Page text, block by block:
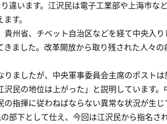
違います。江沢民は電子工業部や上海市な
す。
州省、チベット自治区などを経て中央入
ました。改革開放から取り残された人々
ましたが、中央軍事委員会主席のポストは
民の地位は上がった」と説明しています
指揮に従わねばならない異常な状況が生じ
部下として仕え、今回は江沢民から指名さ